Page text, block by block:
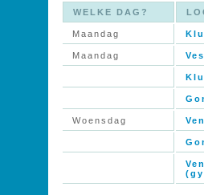
WELKE DAG?
Maandag
Maandag
Woensdag